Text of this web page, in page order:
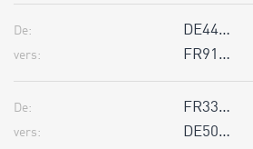
De: DE44…
vers: FR91…
De: FR33…
vers: DE50…